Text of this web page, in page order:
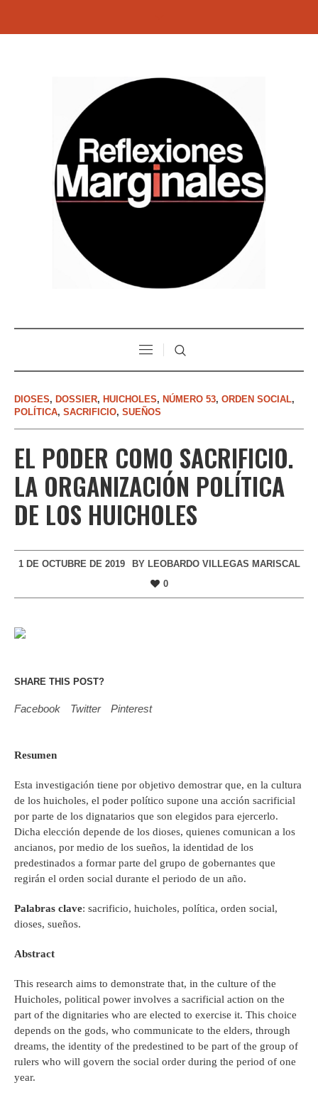
DIOSES, DOSSIER, HUICHOLES, NÚMERO 53, ORDEN SOCIAL,
POLÍTICA, SACRIFICIO, SUEÑOS
EL PODER COMO SACRIFICIO.
LA ORGANIZACIÓN POLÍTICA
DE LOS HUICHOLES
1 DE OCTUBRE DE 2019 BY LEOBARDO VILLEGAS MARISCAL
0
SHARE THIS POST?
Facebook Twitter Pinterest
Resumen
Esta investigación tiene por objetivo demostrar que, en la cultura
de los huicholes, el poder político supone una acción sacrificial
por parte de los dignatarios que son elegidos para ejercerlo.
Dicha elección depende de los dioses, quienes comunican a los
ancianos, por medio de los sueños, la identidad de los
predestinados a formar parte del grupo de gobernantes que
regirán el orden social durante el periodo de un año.
Palabras clave: sacrificio, huicholes, política, orden social,
dioses, sueños.
Abstract
This research aims to demonstrate that, in the culture of the
Huicholes, political power involves a sacrificial action on the
part of the dignitaries who are elected to exercise it. This choice
depends on the gods, who communicate to the elders, through
dreams, the identity of the predestined to be part of the group of
rulers who will govern the social order during the period of one
year.